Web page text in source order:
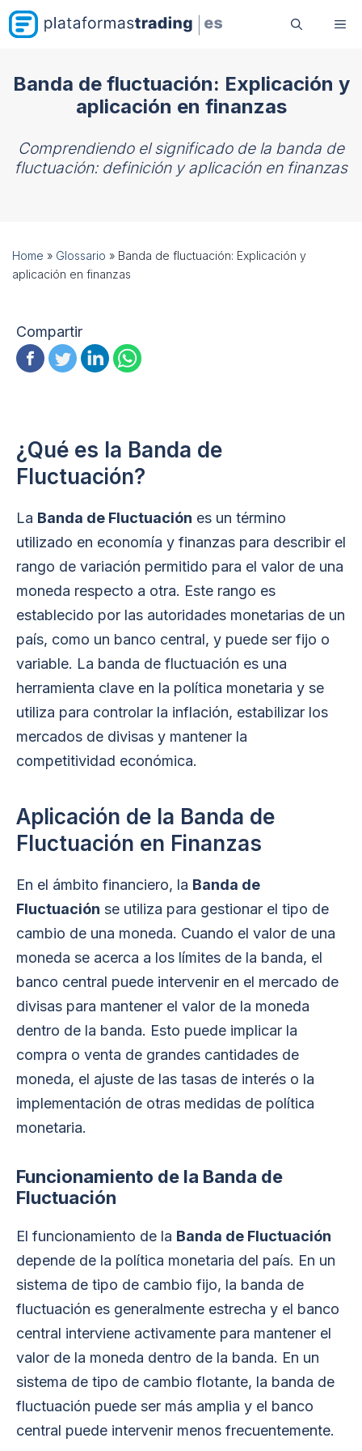
Saltar
al
Banda de fluctuación: Explicación y
aplicación en finanzas
Comprendiendo el significado de la banda de
fluctuación: definición y aplicación en finanzas
Home » Glossario » Banda de fluctuación: Explicación y
aplicación en finanzas
Compartir
¿Qué es la Banda de
Fluctuación?
La Banda de Fluctuación es un término
utilizado en economía y finanzas para describir el
rango de variación permitido para el valor de una
moneda respecto a otra. Este rango es
establecido por las autoridades monetarias de un
país, como un banco central, y puede ser fijo o
variable. La banda de fluctuación es una
herramienta clave en la política monetaria y se
utiliza para controlar la inflación, estabilizar los
mercados de divisas y mantener la
competitividad económica.
Aplicación de la Banda de
Fluctuación en Finanzas
En el ámbito financiero, la Banda de
Fluctuación se utiliza para gestionar el tipo de
cambio de una moneda. Cuando el valor de una
moneda se acerca a los límites de la banda, el
banco central puede intervenir en el mercado de
divisas para mantener el valor de la moneda
dentro de la banda. Esto puede implicar la
compra o venta de grandes cantidades de
moneda, el ajuste de las tasas de interés o la
implementación de otras medidas de política
monetaria.
Funcionamiento de la Banda de
Fluctuación
El funcionamiento de la Banda de Fluctuación
depende de la política monetaria del país. En un
sistema de tipo de cambio fijo, la banda de
fluctuación es generalmente estrecha y el banco
central interviene activamente para mantener el
valor de la moneda dentro de la banda. En un
sistema de tipo de cambio flotante, la banda de
fluctuación puede ser más amplia y el banco
central puede intervenir menos frecuentemente.